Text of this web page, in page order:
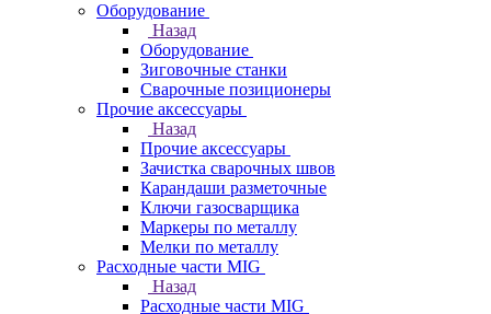
Оборудование
Назад
Оборудование
Зиговочные станки
Сварочные позиционеры
Прочие аксессуары
Назад
Прочие аксессуары
Зачистка сварочных швов
Карандаши разметочные
Ключи газосварщика
Маркеры по металлу
Мелки по металлу
Расходные части MIG
Назад
Расходные части MIG